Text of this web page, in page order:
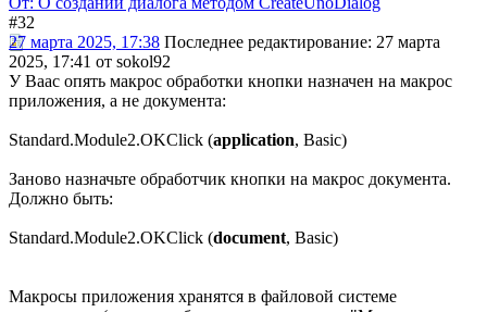
#32
27 марта 2025, 17:38 Последнее редактирование: 27 марта
2025, 17:41 от sokol92
У Ваас опять макрос обработки кнопки назначен на макрос
приложения, а не документа:
Standard.Module2.OKClick (application, Basic)
Заново назначьте обработчик кнопки на макрос документа.
Должно быть:
Standard.Module2.OKClick (document, Basic)
Макросы приложения хранятся в файловой системе